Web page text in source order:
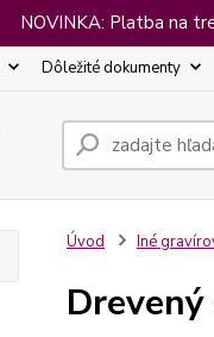
NOVINKA: Platba na
Dôležité dokumenty
Úvod Iné